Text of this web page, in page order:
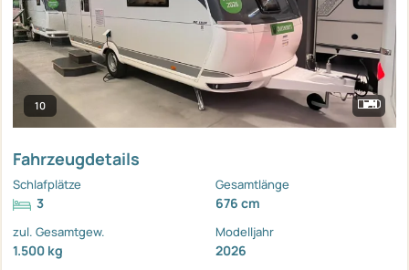
10
Fahrzeugdetails
Schlafplätze
3
Gesamtlänge
676 cm
zul. Gesamtgew.
1.500 kg
Modelljahr
2026